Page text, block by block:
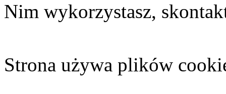
Nim wykorzystasz,
Strona używa plików